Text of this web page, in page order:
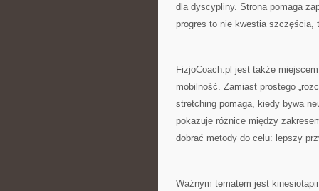
dla dyscypliny. Strona pomaga
progres to nie kwestia szczęścia,
FizjoCoach.pl jest także
mobilność. Zamiast prostego
stretching pomaga, kiedy bywa
pokazuje różnice między
dobrać metody do celu: lepszy
Ważnym tematem jest